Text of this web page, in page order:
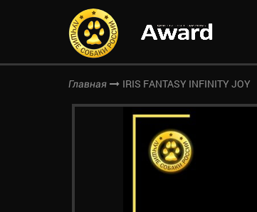
Главная IRIS FANTASY INFINITY JOY